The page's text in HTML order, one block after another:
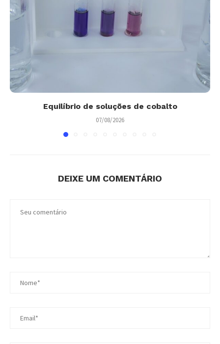
Equilíbrio de soluções de cobalto
07/08/2026
DEIXE UM COMENTÁRIO